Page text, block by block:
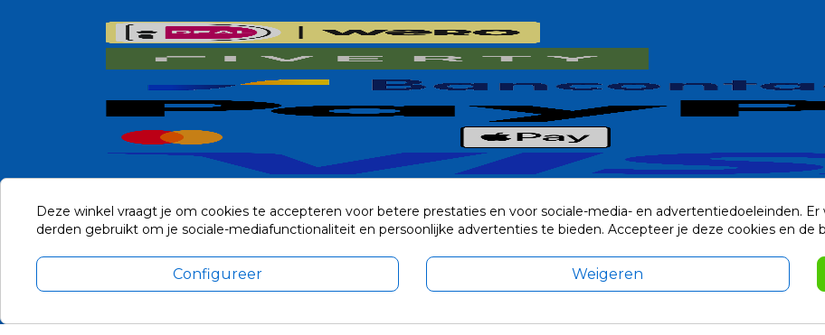
Alle prijzen zijn in Euro, inclusief BTW en andere heffingen en exclusief eventuele verzendkosten.
© 2014-
Deze winkel vraagt je om cookies te accepteren voor betere prestaties en voor sociale-media- en advertentiedoeleinden.
derden gebruikt om je sociale-mediafunctionaliteit en persoonlijke advertenties te bieden. Accepteer je deze cookies en de
Configureer Weigeren